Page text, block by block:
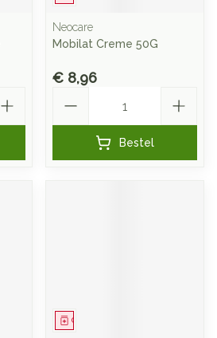
Neocare
Mobilat Creme 50G
€ 8,96
Bestel
Geneesmiddel